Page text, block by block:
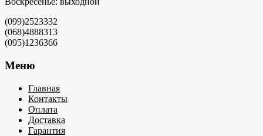
(099)2523332
(068)4888313
(095)1236366
Меню
Главная
Контакты
Оплата
Доставка
Гарантия